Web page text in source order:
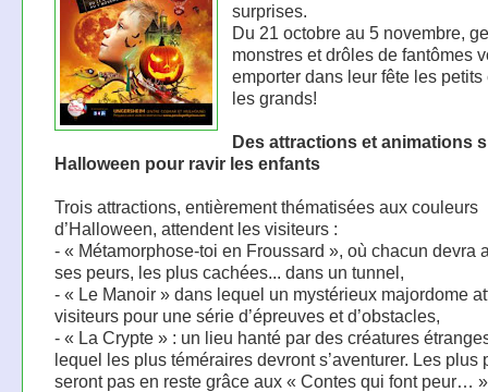
surprises.
Du 21 octobre au 5 novembre,
monstres et drôles de fantômes
emporter dans leur fête les petits
les grands!
Des attractions et animations
Halloween pour ravir les enfants
Trois attractions, entièrement thématisées aux couleurs
d’Halloween, attendent les visiteurs :
- « Métamorphose-toi en Froussard », où chacun devra
ses peurs, les plus cachées... dans un tunnel,
- « Le Manoir » dans lequel un mystérieux majordome
visiteurs pour une série d’épreuves et d’obstacles,
- « La Crypte » : un lieu hanté par des créatures
lequel les plus téméraires devront s’aventurer. Les plus
seront pas en reste grâce aux « Contes qui font peur…